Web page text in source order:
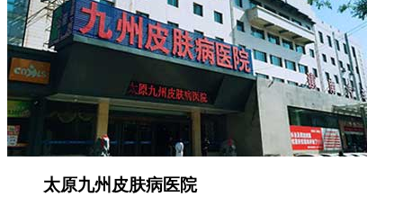
太原九州皮肤病医院